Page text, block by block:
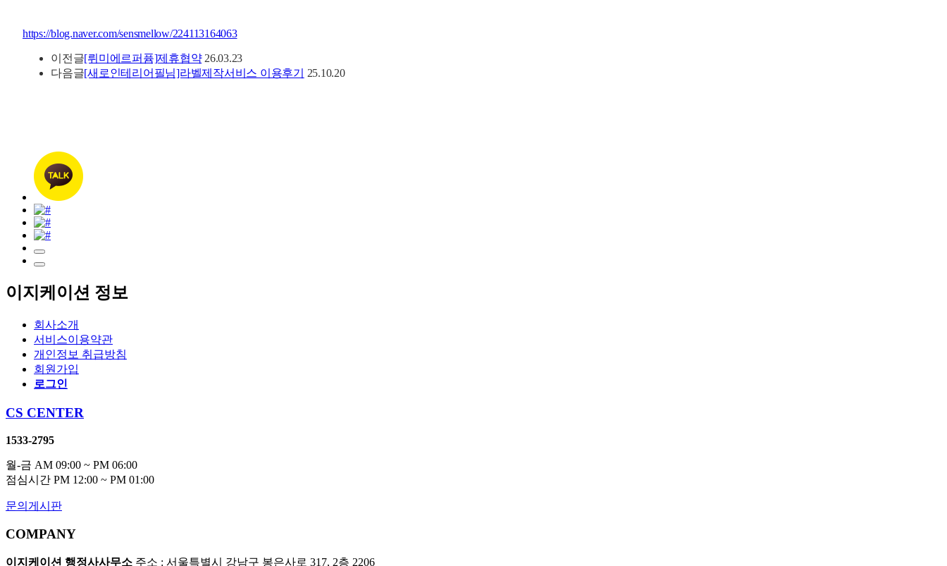
https://blog.naver.com/sensmellow/224113164063
이전글[뤼미에르퍼퓸]제휴협약 26.03.23
다음글[새로인테리어필님]라벨제작서비스 이용후기 25.10.20
이지케이션 정보
회사소개
서비스이용약관
개인정보 취급방침
회원가입
로그인
CS CENTER
1533-2795
월-금 AM 09:00 ~ PM 06:00
점심시간 PM 12:00 ~ PM 01:00
문의게시판
COMPANY
이지케이션 행정사사무소 주소 : 서울특별시 강남구 봉은사로 317, 2층 2206